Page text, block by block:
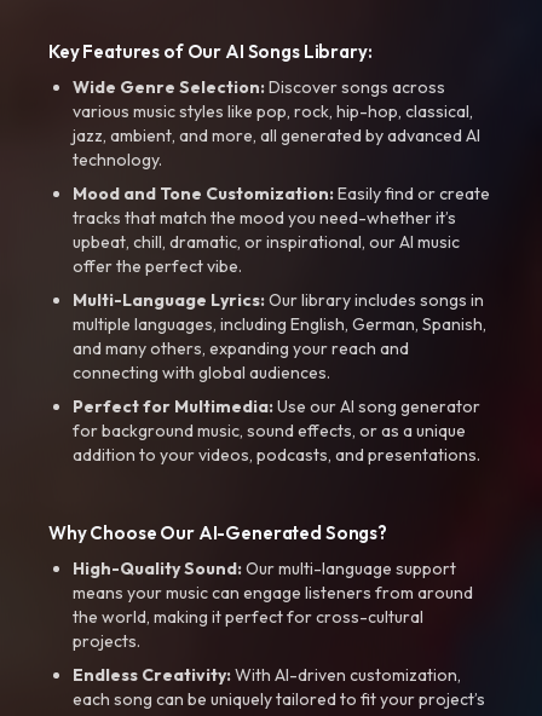
Key Features of Our AI Songs Library:
Wide Genre Selection:Discover songs across
various music styles like pop, rock, hip-hop, classical,
jazz, ambient, and more, all generated by advanced AI
technology.
Mood and Tone Customization:Easily find or create
tracks that match the mood you need-whether it’s
upbeat, chill, dramatic, or inspirational, our AI music
offer the perfect vibe.
Multi-Language Lyrics:Our library includes songs in
multiple languages, including English, German, Spanish,
and many others, expanding your reach and
connecting with global audiences.
Perfect for Multimedia:Use our AI song generator
for background music, sound effects, or as a unique
addition to your videos, podcasts, and presentations.
Why Choose Our AI-Generated Songs?
High-Quality Sound:Our multi-language support
means your music can engage listeners from around
the world, making it perfect for cross-cultural
projects.
Endless Creativity:With AI-driven customization,
each song can be uniquely tailored to fit your project’s